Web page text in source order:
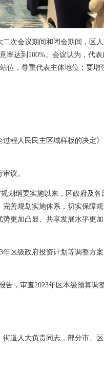
次会议期间和闭会期间，区
率达到100%。会议认为，代
位，尊重代表主体地位；要增
程人民民主区域样板的决定
议。
划纲要实施以来，区政府及各
善规划实施体系，切实保障
更加凸显、共享发展水平更
区级政府投资计划等调整方
告，审查2023年区本级预算调
道人大负责同志，部分市、